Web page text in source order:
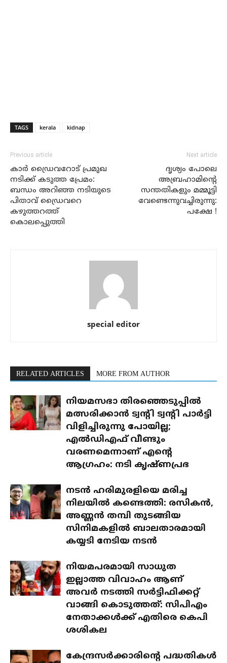
TAGS kerala kidnap
Previous article
കാര്‍ ഡ്രൈവറോട് പ്രമുഖ
നടിക്ക് കടുത്ത പ്രേമം:
ബന്ധം അറിഞ്ഞ നടിയുടെ
പിതാവ് ഡ്രൈവറെ
കഴുത്തറത്ത്
കൊലപ്പെുത്തി
Next article
ദൃശ്യം പോലെ
അബ്രഹാമിന്റെ
സന്തതികളും മമ്മൂട്ടി
വേണ്ടെന്നുവച്ചിരുന്നു:
പക്ഷേ !
special editor
RELATED ARTICLES MORE FROM AUTHOR
നിയമസഭാ തിരഞ്ഞെടുപ്പിൽ
മത്സരിക്കാൻ ട്വന്റി ട്വന്റി പാർട്ടി
വിളിച്ചിരുന്നു പോയില്ല;
എൽഡിഎഫ് വീണ്ടും
വരണമെന്നാണ് എന്റെ
ആഗ്രഹം: നടി കൃഷ്ണപ്രഭ
നടൻ ഹരിമുരളിയെ മരിച്ച
നിലയിൽ കണ്ടെത്തി: രസികൻ,
അണ്ണൻ തമ്പി തുടങ്ങിയ
സിനിമകളിൽ ബാലതാരമായി
കയ്യടി നേടിയ നടൻ
നിയമപരമായി സാധുത
ഇല്ലാത്ത വിവാഹം ആണ്
അവർ നടത്തി സർട്ടിഫിക്കറ്റ്
വാങ്ങി കൊടുത്തത്: സിപിഎം
നേതാക്കൾക്ക് എതിരെ കെപി
ശശികല
കേന്ദ്രസർക്കാരിന്റെ പദ്ധതികൾ